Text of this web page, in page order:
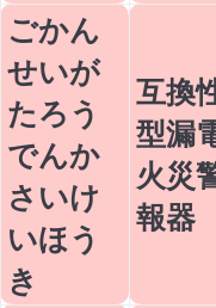
ごかん
せいが
たろう
でんか
さいけ
いほう
き
互換
型漏
火災
報器